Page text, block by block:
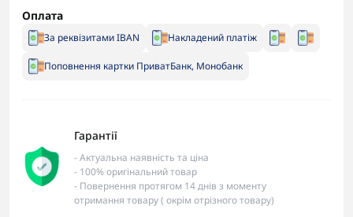
Оплата
За реквізитами IBAN Накладений платіж
Поповнення картки ПриватБанк, Монобанк
Гарантії
- Актуальна наявність та ціна
- 100% оригінальний товар
- Повернення протягом 14 днів з моменту
отримання товару ( окрім отрізного товару)